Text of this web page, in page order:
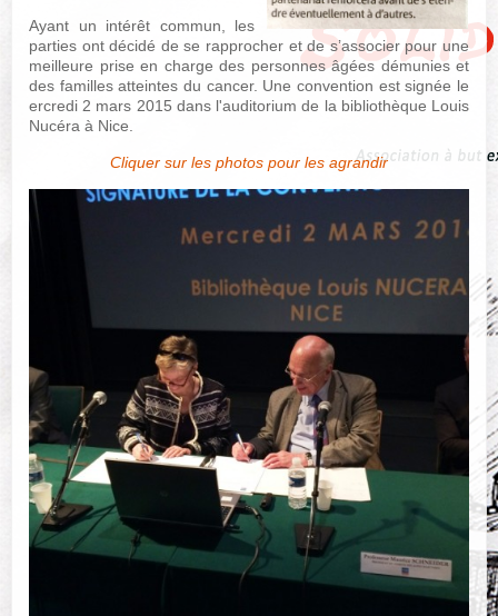
Ayant un intérêt commun, les
parties ont décidé de se rapprocher et de s’associer pour une
meilleure prise en charge des personnes âgées démunies et
des familles atteintes du cancer. Une convention est signée le
ercredi 2 mars 2015 dans l'auditorium de la bibliothèque Louis
Nucéra à Nice.
Cliquer sur les photos pour les agrandir